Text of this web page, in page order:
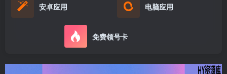
安卓应用 电脑应用
免费领号卡